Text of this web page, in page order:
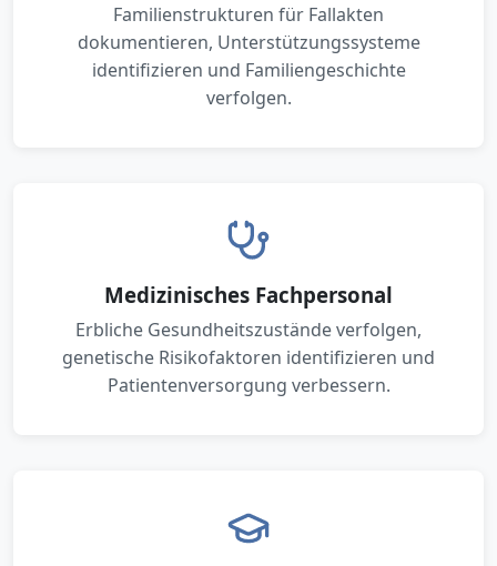
Familienstrukturen für Fallakten
dokumentieren, Unterstützungssysteme
identifizieren und Familiengeschichte
verfolgen.
Medizinisches Fachpersonal
Erbliche Gesundheitszustände verfolgen,
genetische Risikofaktoren identifizieren und
Patientenversorgung verbessern.